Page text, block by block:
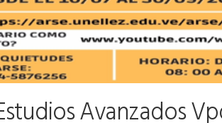
Avanzados